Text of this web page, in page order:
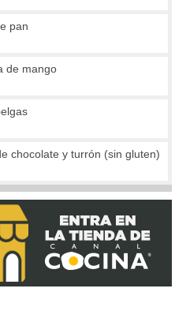
pan
de mango
chocolate y turrón (sin gluten)
jamón y reducción al cava